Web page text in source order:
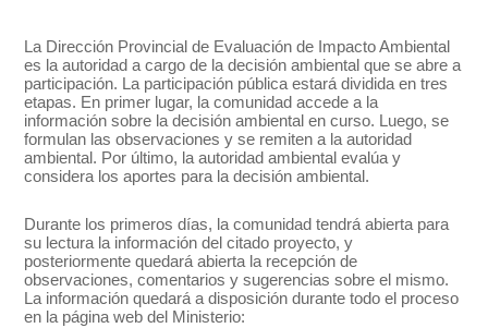
La Dirección Provincial de Evaluación de Impacto Ambiental
es la autoridad a cargo de la decisión ambiental que se abre a
participación. La participación pública estará dividida en tres
etapas. En primer lugar, la comunidad accede a la
información sobre la decisión ambiental en curso. Luego, se
formulan las observaciones y se remiten a la autoridad
ambiental. Por último, la autoridad ambiental evalúa y
considera los aportes para la decisión ambiental.
Durante los primeros días, la comunidad tendrá abierta para
su lectura la información del citado proyecto, y
posteriormente quedará abierta la recepción de
observaciones, comentarios y sugerencias sobre el mismo.
La información quedará a disposición durante todo el proceso
en la página web del Ministerio: